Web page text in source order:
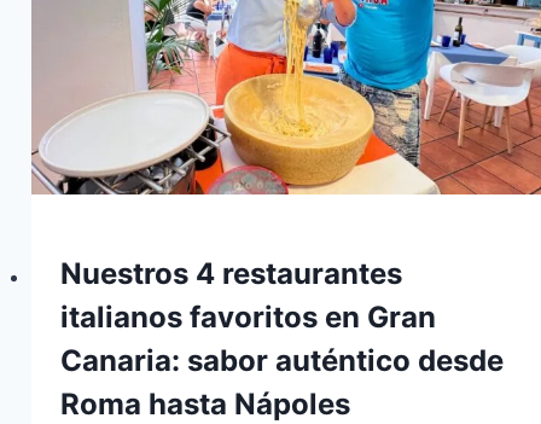
Nuestros 4 restaurantes
italianos favoritos en Gran
Canaria: sabor auténtico desde
Roma hasta Nápoles